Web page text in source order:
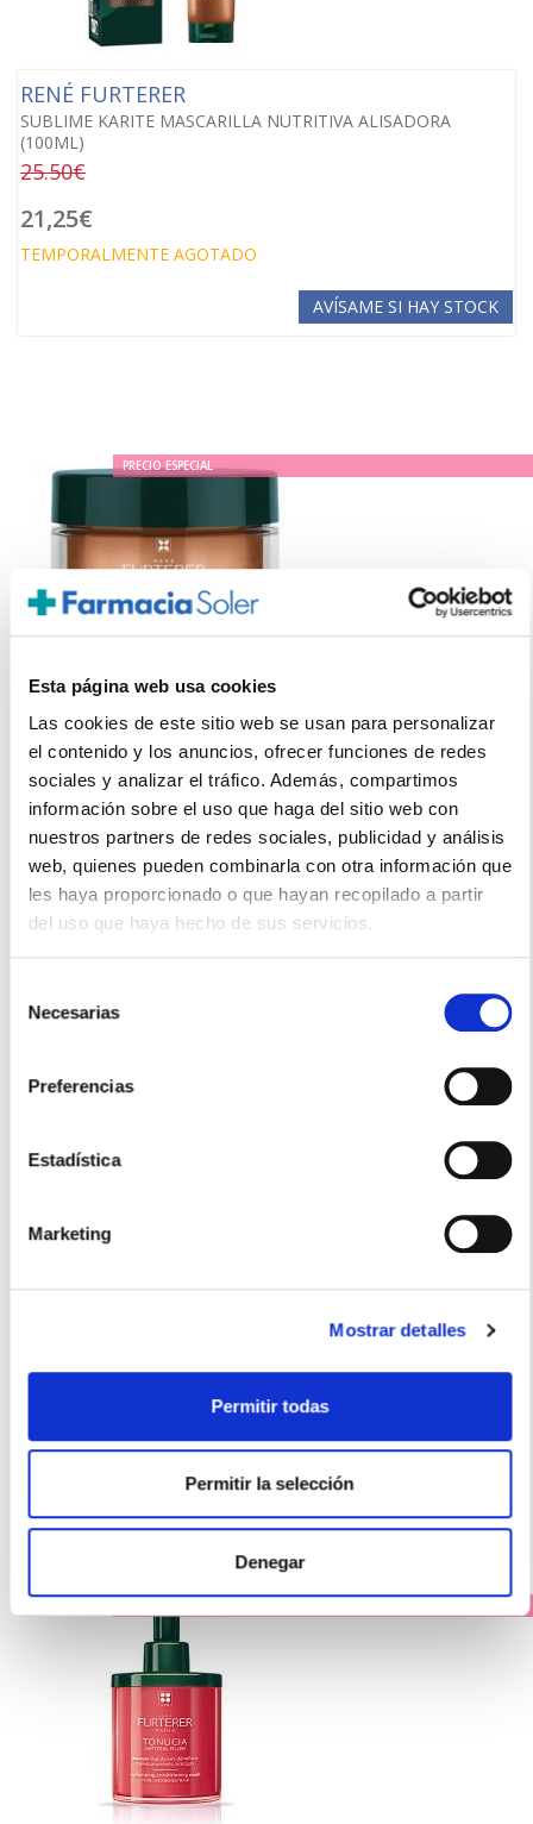
Esta página web usa cookies
Las cookies de este sitio web se usan para personalizar
el contenido y los anuncios, ofrecer funciones de redes
sociales y analizar el tráfico. Además, compartimos
información sobre el uso que haga del sitio web con
nuestros partners de redes sociales, publicidad y análisis
web, quienes pueden combinarla con otra información que
les haya proporcionado o que hayan recopilado a partir
del uso que haya hecho de sus servicios.
Necesarias
Preferencias
Estadística
Marketing
Mostrar detalles
Permitir todas
Permitir la selección
Denegar
RENÉ FURTERER
SUBLIME KARITE MASCARILLA NUTRITIVA ALISADORA
(100ML)
25.50€
21,25€
TEMPORALMENTE AGOTADO
AVÍSAME SI HAY STOCK
PRECIO ESPECIAL
RENÉ FURTERER
SUBLIME KARITE MASCARILLA NUTRITIVA ALISADORA
(200ML)
40.10€
33,35€
- + Añadir
RENÉ FURTERER
ABSOLUE KERATINE MASCARILLA REPARACIÓN EXTREMA
AVÍSAME SI HAY STOCK